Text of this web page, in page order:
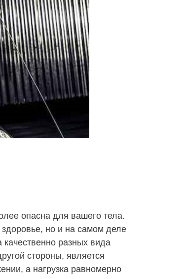
опасна для вашего тела.
здоровье, но и на самом деле
разных вида
стороны, является
а нагрузка равномерно